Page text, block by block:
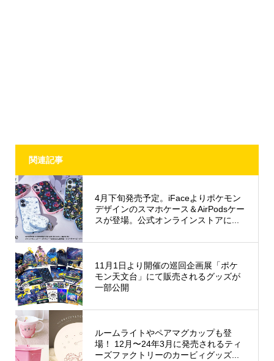
関連記事
4月下旬発売予定。iFaceよりポケモン
デザインのスマホケース＆AirPodsケー
スが登場。公式オンラインストアに...
11月1日より開催の巡回企画展「ポケ
モン天文台」にて販売されるグッズが
一部公開
ルームライトやペアマグカップも登
場！ 12月〜24年3月に発売されるティ
ーズファクトリーのカービィグッズ...